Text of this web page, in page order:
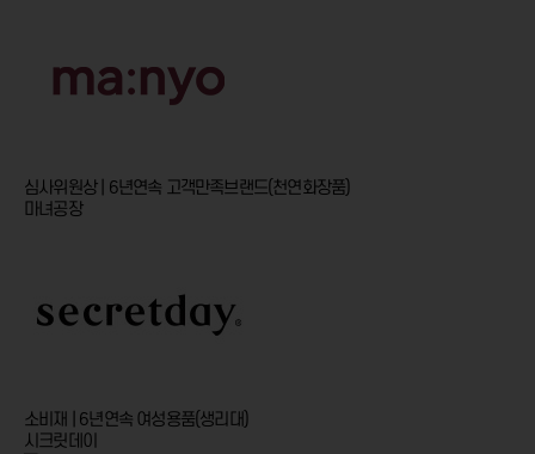
심사위원상 | 6년연속 고객만족브랜드(천연화장품)
마녀공장
소비재 | 6년연속 여성용품(생리대)
시크릿데이